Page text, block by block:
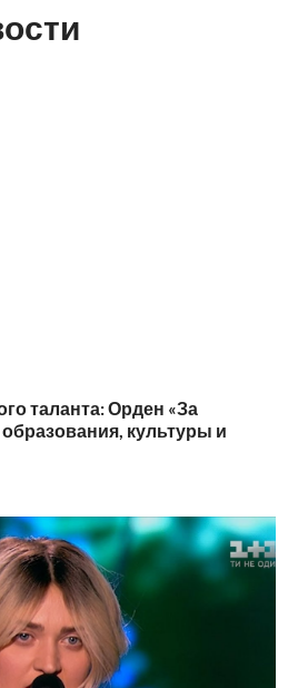
таланта: Орден «За
культуры и